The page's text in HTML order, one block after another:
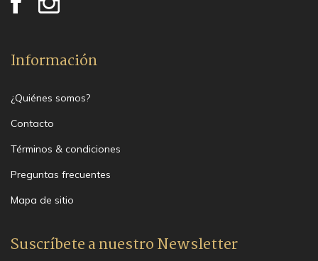
Información
¿Quiénes somos?
Contacto
Términos & condiciones
Preguntas frecuentes
Mapa de sitio
Suscríbete a nuestro Newsletter